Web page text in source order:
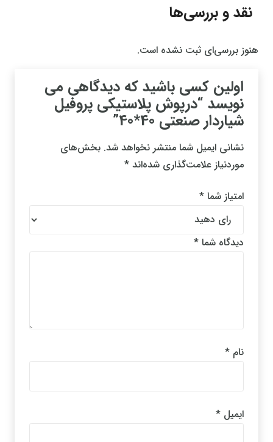
نقد و بررسی‌ها
هنوز بررسی‌ای ثبت نشده است.
اولین کسی باشید که دیدگاهی می
نویسد “درپوش پلاستیکی پروفیل
شیاردار صنعتی 40*40”
نشانی ایمیل شما منتشر نخواهد شد. بخش‌های
موردنیاز علامت‌گذاری شده‌اند *
امتیاز شما *
دیدگاه شما *
نام *
ایمیل *